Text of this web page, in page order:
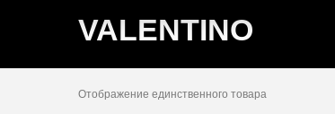
VALENTINO
Отображение единственного товара